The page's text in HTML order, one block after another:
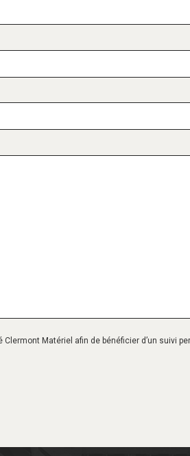
Matériel afin de bénéficier d’un suivi